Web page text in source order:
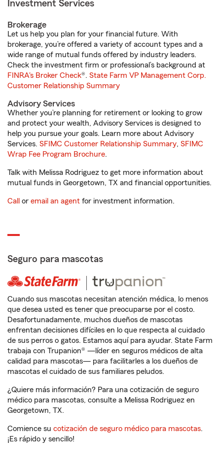
Investment Services
Brokerage
Let us help you plan for your financial future. With
brokerage, you’re offered a variety of account types and a
wide range of mutual funds offered by industry leaders.
Check the investment firm or professional’s background at
FINRA's Broker Check®. State Farm VP Management Corp.
Customer Relationship Summary
Advisory Services
Whether you’re planning for retirement or looking to grow
and protect your wealth, Advisory Services is designed to
help you pursue your goals. Learn more about Advisory
Services. SFIMC Customer Relationship Summary, SFIMC
Wrap Fee Program Brochure.
Talk with Melissa Rodriguez to get more information about
mutual funds in Georgetown, TX and financial opportunities.
Call or email an agent for investment information.
Seguro para mascotas
Cuando sus mascotas necesitan atención médica, lo menos
que desea usted es tener que preocuparse por el costo.
Desafortunadamente, muchos dueños de mascotas
enfrentan decisiones difíciles en lo que respecta al cuidado
de sus perros o gatos. Estamos aquí para ayudar. State Farm
trabaja con Trupanion® —líder en seguros médicos de alta
calidad para mascotas— para facilitarles a los dueños de
mascotas el cuidado de sus familiares peludos.
¿Quiere más información? Para una cotización de seguro
médico para mascotas, consulte a Melissa Rodriguez en
Georgetown, TX.
Comience su cotización de seguro médico para mascotas.
¡Es rápido y sencillo!